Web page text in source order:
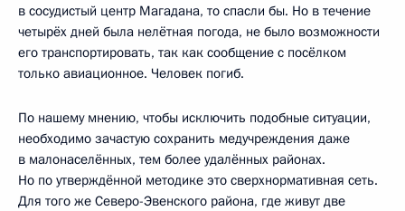
в сосудистый центр Магадана, то спасли бы. Но в течение
четырёх дней была нелётная погода, не было возможности
его транспортировать, так как сообщение с посёлком
только авиационное. Человек погиб.
По нашему мнению, чтобы исключить подобные ситуации,
необходимо зачастую сохранить медучреждения даже
в малонаселённых, тем более удалённых районах.
Но по утверждённой методике это сверхнормативная сеть.
Для того же Северо-Эвенского района, где живут две